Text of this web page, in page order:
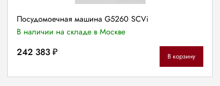
Посудомоечная машина G5260 SCVi
В наличии на складе в Москве
242 383 ₽ В корзину